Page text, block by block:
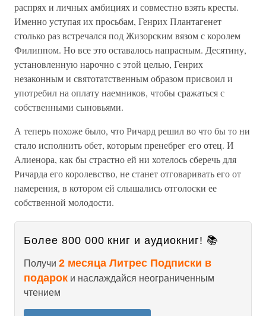
распрях и личных амбициях и совместно взять кресты.
Именно уступая их просьбам, Генрих Плантагенет
столько раз встречался под Жизорским вязом с королем
Филиппом. Но все это оставалось напрасным. Десятину,
установленную нарочно с этой целью, Генрих
незаконным и святотатственным образом присвоил и
употребил на оплату наемников, чтобы сражаться с
собственными сыновьями.
А теперь похоже было, что Ричард решил во что бы то ни
стало исполнить обет, которым пренебрег его отец. И
Алиенора, как бы страстно ей ни хотелось сберечь для
Ричарда его королевство, не станет отговаривать его от
намерения, в котором ей слышались отголоски ее
собственной молодости.
Более 800 000 книг и аудиокниг! 📚
Получи 2 месяца Литрес Подписки в
подарок и наслаждайся неограниченным
чтением